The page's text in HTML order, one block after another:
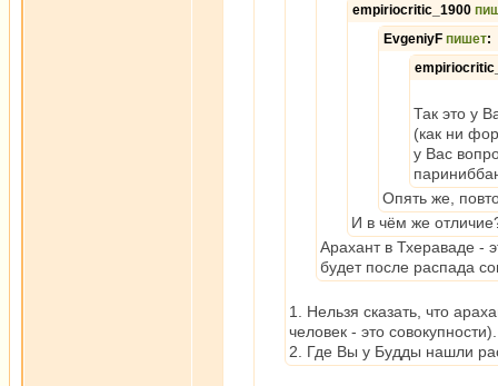
empiriocritic_1900
EvgeniyF пишет:
Так это у
(как ни
у Вас
Опять же,
И в чём же
Арахант в Тхераваде -
будет после распада
1. Нельзя сказать, что
человек - это совокупности).
2. Где Вы у Будды нашли